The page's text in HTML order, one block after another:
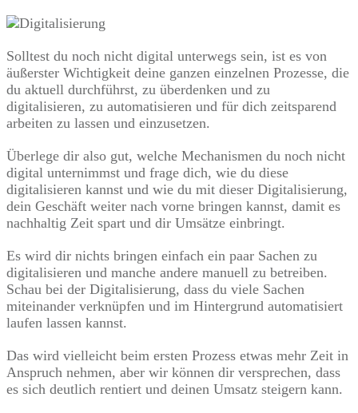
Solltest du noch nicht digital unterwegs sein, ist es von
äußerster Wichtigkeit deine ganzen einzelnen Prozesse, die
du aktuell durchführst, zu überdenken und zu
digitalisieren, zu automatisieren und für dich zeitsparend
arbeiten zu lassen und einzusetzen.
Überlege dir also gut, welche Mechanismen du noch nicht
digital unternimmst und frage dich, wie du diese
digitalisieren kannst und wie du mit dieser Digitalisierung,
dein Geschäft weiter nach vorne bringen kannst, damit es
nachhaltig Zeit spart und dir Umsätze einbringt.
Es wird dir nichts bringen einfach ein paar Sachen zu
digitalisieren und manche andere manuell zu betreiben.
Schau bei der Digitalisierung, dass du viele Sachen
miteinander verknüpfen und im Hintergrund automatisiert
laufen lassen kannst.
Das wird vielleicht beim ersten Prozess etwas mehr Zeit in
Anspruch nehmen, aber wir können dir versprechen, dass
es sich deutlich rentiert und deinen Umsatz steigern kann.